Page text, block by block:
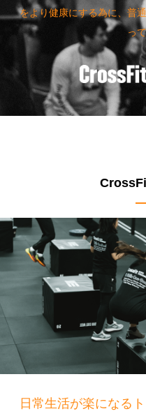
をより健康にする為に、普
っ
日常生活が楽になる